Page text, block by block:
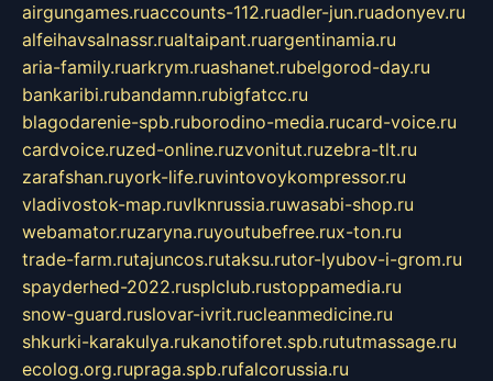
airgungames.ruaccounts-112.ruadler-jun.ruadonyev.ru
alfeihavsalnassr.rualtaipant.ruargentinamia.ru
aria-family.ruarkrym.ruashanet.rubelgorod-day.ru
bankaribi.rubandamn.rubigfatcc.ru
blagodarenie-spb.ruborodino-media.rucard-voice.ru
cardvoice.ruzed-online.ruzvonitut.ruzebra-tlt.ru
zarafshan.ruyork-life.ruvintovoykompressor.ru
vladivostok-map.ruvlknrussia.ruwasabi-shop.ru
webamator.ruzaryna.ruyoutubefree.rux-ton.ru
trade-farm.rutajuncos.rutaksu.rutor-lyubov-i-grom.ru
spayderhed-2022.rusplclub.rustoppamedia.ru
snow-guard.ruslovar-ivrit.rucleanmedicine.ru
shkurki-karakulya.rukanotiforet.spb.rututmassage.ru
ecolog.org.rupraga.spb.rufalcorussia.ru